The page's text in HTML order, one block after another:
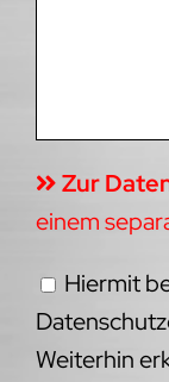
Zur
einem
Hiermit
Weiterhin